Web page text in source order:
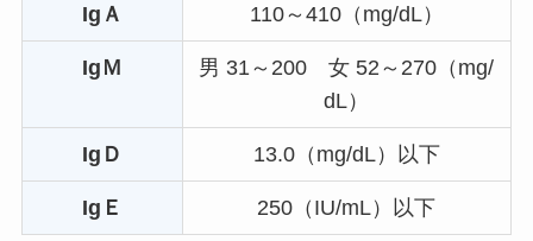
IgＡ 110～410（mg/dL）
IgＭ
男 31～200 女 52～270（mg/
dL）
IgＤ 13.0（mg/dL）以下
IgＥ 250（IU/mL）以下